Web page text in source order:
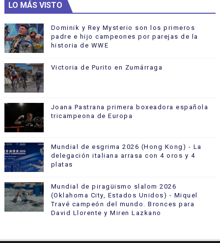
LO MÁS VISTO
Dominik y Rey Mysterio son los primeros
padre e hijo campeones por parejas de la
historia de WWE
Victoria de Purito en Zumárraga
Joana Pastrana primera boxeadora española
tricampeona de Europa
Mundial de esgrima 2026 (Hong Kong) - La
delegación italiana arrasa con 4 oros y 4
platas
Mundial de piragüismo slalom 2026
(Oklahoma City, Estados Unidos) - Miquel
Travé campeón del mundo. Bronces para
David Llorente y Miren Lazkano